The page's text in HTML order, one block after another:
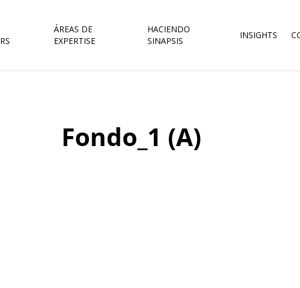
ÁREAS DE
EXPERTISE
HACIENDO
SINAPSIS
INSIGHTS
Fondo_1 (A)